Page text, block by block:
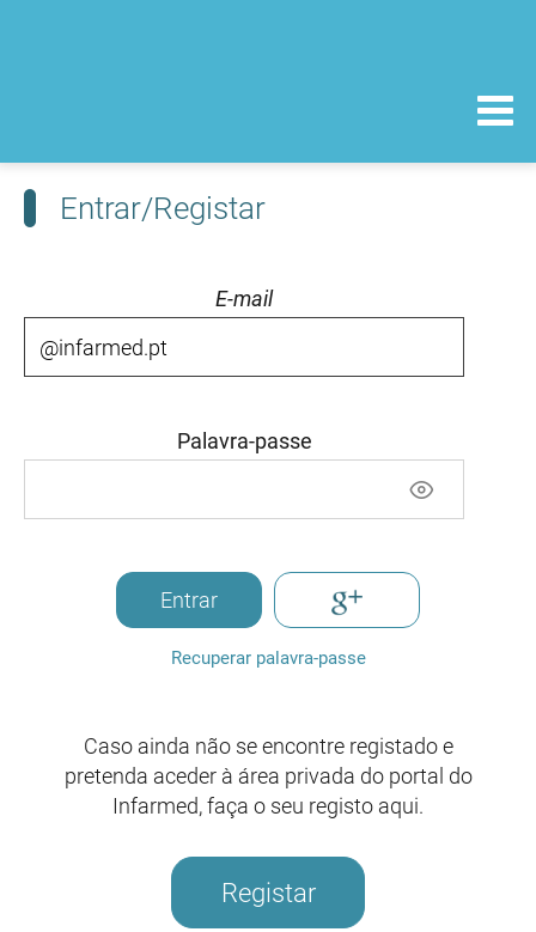
Entrar/Registar
E-mail
Palavra-passe
Entrar
Recuperar palavra-passe
Caso ainda não se encontre registado e
pretenda aceder à área privada do portal do
Infarmed, faça o seu registo aqui.
Registar